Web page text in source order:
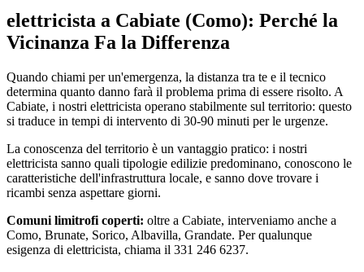
elettricista a Cabiate (Como): Perché la
Vicinanza Fa la Differenza
Quando chiami per un'emergenza, la distanza tra te e il tecnico
determina quanto danno farà il problema prima di essere risolto. A
Cabiate, i nostri elettricista operano stabilmente sul territorio: questo
si traduce in tempi di intervento di 30-90 minuti per le urgenze.
La conoscenza del territorio è un vantaggio pratico: i nostri
elettricista sanno quali tipologie edilizie predominano, conoscono le
caratteristiche dell'infrastruttura locale, e sanno dove trovare i
ricambi senza aspettare giorni.
Comuni limitrofi coperti: oltre a Cabiate, interveniamo anche a
Como, Brunate, Sorico, Albavilla, Grandate. Per qualunque
esigenza di elettricista, chiama il 331 246 6237.